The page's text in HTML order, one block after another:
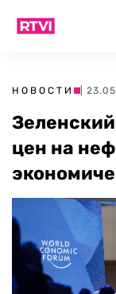
НОВОСТИ |
цен на